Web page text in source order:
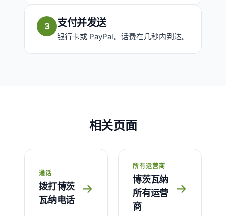
3 支付并发送
银行卡或 PayPal。话费在几秒内到达。
相关页面
通话
拨打博茨
瓦纳电话
→
所有运营商
博茨瓦纳
所有运营
商
→